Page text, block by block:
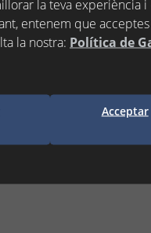
8436042510139
la teva experiència
entenem que acceptes
la nostra: Política de
Acceptar